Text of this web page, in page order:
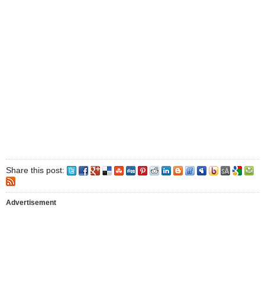
Share this post:
Advertisement